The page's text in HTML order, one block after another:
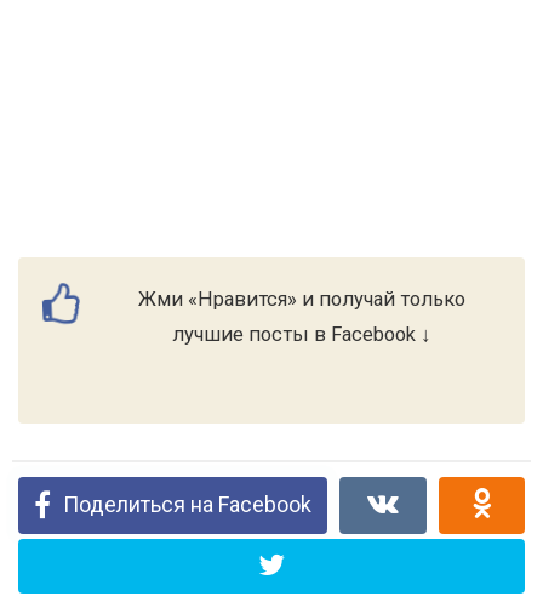
Жми «Нравится» и получай только
лучшие посты в Facebook ↓
Поделиться на Facebook